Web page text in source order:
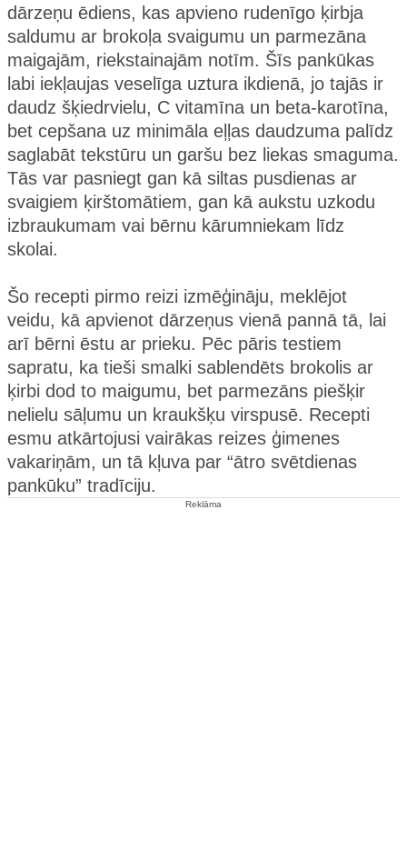
dārzeņu ēdiens, kas apvieno rudenīgo ķirbja
saldumu ar brokoļa svaigumu un parmezāna
maigajām, riekstainajām notīm. Šīs pankūkas
labi iekļaujas veselīga uztura ikdienā, jo tajās ir
daudz šķiedrvielu, C vitamīna un beta-karotīna,
bet cepšana uz minimāla eļļas daudzuma palīdz
saglabāt tekstūru un garšu bez liekas smaguma.
Tās var pasniegt gan kā siltas pusdienas ar
svaigiem ķirštomātiem, gan kā aukstu uzkodu
izbraukumam vai bērnu kārumniekam līdz
skolai.
Šo recepti pirmo reizi izmēģināju, meklējot
veidu, kā apvienot dārzeņus vienā pannā tā, lai
arī bērni ēstu ar prieku. Pēc pāris testiem
sapratu, ka tieši smalki sablendēts brokolis ar
ķirbi dod to maigumu, bet parmezāns piešķir
nelielu sāļumu un kraukšķu virspusē. Recepti
esmu atkārtojusi vairākas reizes ģimenes
vakariņām, un tā kļuva par “ātro svētdienas
pankūku” tradīciju.
Reklāma